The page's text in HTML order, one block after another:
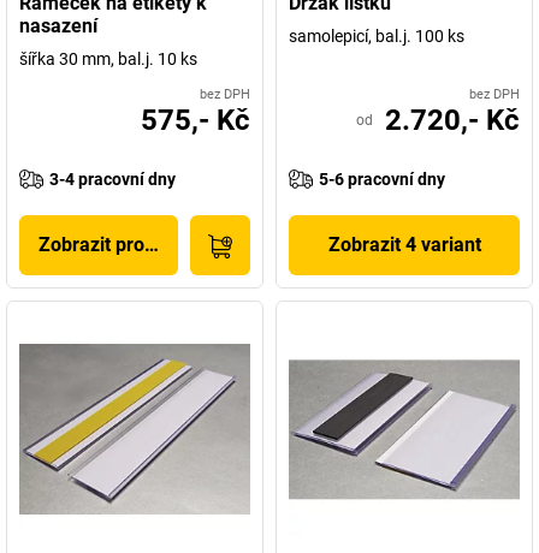
nasazení
šířka 30 mm, bal.j. 10 ks
bez DPH
575,- Kč
3-4 pracovní dny
Zobrazit produkt
samolepicí, bal.j. 100 ks
bez DPH
od 2.720,- Kč
5-6 pracovní dny
Zobrazit 4 variant